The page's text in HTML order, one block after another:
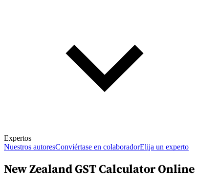
Expertos
Nuestros autoresConviértase en colaboradorElija un experto
New Zealand GST Calculator Online